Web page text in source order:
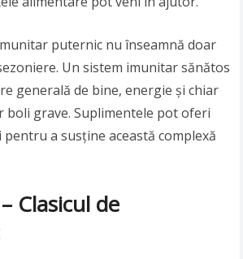
puternic nu înseamnă doar
Un sistem imunitar sănătos
generală de bine, energie și chiar
boli grave. Suplimentele pot oferi
a susține această complexă
Clasicul de